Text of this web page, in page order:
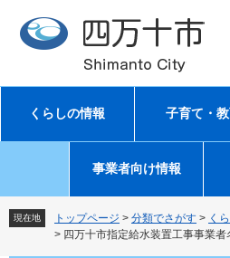
先
す
を
し
文
くらしの情報 子育て・
事業者向け情報
現在地 トップページ > 分類でさがす > く
> 四万十市指定給水装置工事事業者